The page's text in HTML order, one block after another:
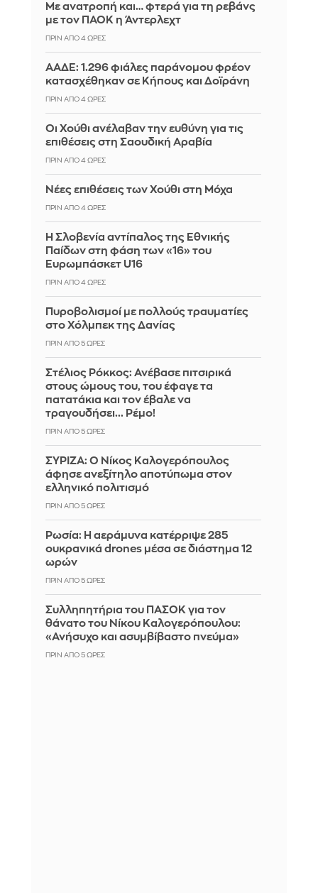
Με ανατροπή και… φτερά για τη ρεβάνς
με τον ΠΑΟΚ η Άντερλεχτ
ΠΡΙΝ ΑΠΌ 4 ΏΡΕΣ
ΑΑΔΕ: 1.296 φιάλες παράνομου φρέον
κατασχέθηκαν σε Κήπους και Δοϊράνη
ΠΡΙΝ ΑΠΌ 4 ΏΡΕΣ
Οι Χούθι ανέλαβαν την ευθύνη για τις
επιθέσεις στη Σαουδική Αραβία
ΠΡΙΝ ΑΠΌ 4 ΏΡΕΣ
Νέες επιθέσεις των Χούθι στη Μόχα
ΠΡΙΝ ΑΠΌ 4 ΏΡΕΣ
Η Σλοβενία αντίπαλος της Εθνικής
Παίδων στη φάση των «16» του
Ευρωμπάσκετ U16
ΠΡΙΝ ΑΠΌ 4 ΏΡΕΣ
Πυροβολισμοί με πολλούς τραυματίες
στο Χόλμπεκ της Δανίας
ΠΡΙΝ ΑΠΌ 5 ΏΡΕΣ
Στέλιος Ρόκκος: Ανέβασε πιτσιρικά
στους ώμους του, του έφαγε τα
πατατάκια και τον έβαλε να
τραγουδήσει... Ρέμο!
ΠΡΙΝ ΑΠΌ 5 ΏΡΕΣ
ΣΥΡΙΖΑ: Ο Νίκος Καλογερόπουλος
άφησε ανεξίτηλο αποτύπωμα στον
ελληνικό πολιτισμό
ΠΡΙΝ ΑΠΌ 5 ΏΡΕΣ
Ρωσία: Η αεράμυνα κατέρριψε 285
ουκρανικά drones μέσα σε διάστημα 12
ωρών
ΠΡΙΝ ΑΠΌ 5 ΏΡΕΣ
Συλληπητήρια του ΠΑΣΟΚ για τον
θάνατο του Νίκου Καλογερόπουλου:
«Ανήσυχο και ασυμβίβαστο πνεύμα»
ΠΡΙΝ ΑΠΌ 5 ΏΡΕΣ